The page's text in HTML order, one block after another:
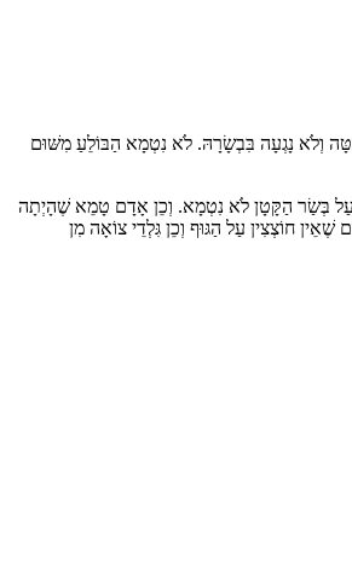
וְלֹא נָגְעָה בִּבְשָׂרָהּ. לֹא נִטְמָא הַבּוֹלֵעַ מִשּׁוּם
בְּשַׂר הַקָּטָן לֹא נִטְמָא. וְכֵן אָדָם טָמֵא שֶׁהָיְתָה
חוֹצְצִין עַל הַגּוּף וְכֵן גִּלְדֵי צוֹאָה מִן